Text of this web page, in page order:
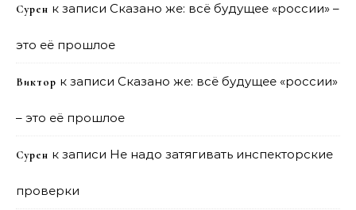
Сурен к записи Сказано же: всё будущее «россии» –
это её прошлое
Виктор к записи Сказано же: всё будущее «россии»
– это её прошлое
Сурен к записи Не надо затягивать инспекторские
проверки